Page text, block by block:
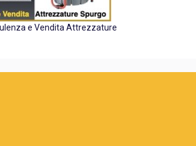
e Vendita Attrezzature